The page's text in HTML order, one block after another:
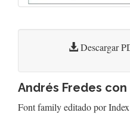
Descargar
Andrés Fredes
Font family editado por